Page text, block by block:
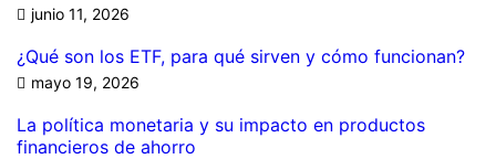
junio 11, 2026
¿Qué son los ETF, para qué sirven y cómo funcionan?
mayo 19, 2026
La política monetaria y su impacto en productos
financieros de ahorro